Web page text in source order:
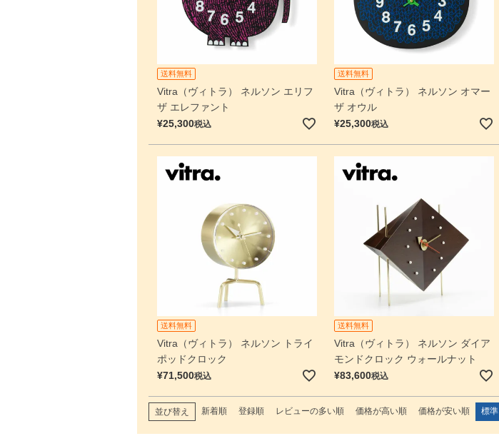
送料無料
Vitra（ヴィトラ） ネルソン エリフ
ザ エレファント
¥25,300税込
送料無料
Vitra（ヴィトラ） ネルソン オマー
ザ オウル
¥25,300税込
送料無料
Vitra（ヴィトラ） ネルソン トライ
ポッドクロック
¥71,500税込
送料無料
Vitra（ヴィトラ） ネルソン ダイア
モンドクロック ウォールナット
¥83,600税込
並び替え 新着順 登録順 レビューの多い順 価格が高い順 価格が安い順 標準